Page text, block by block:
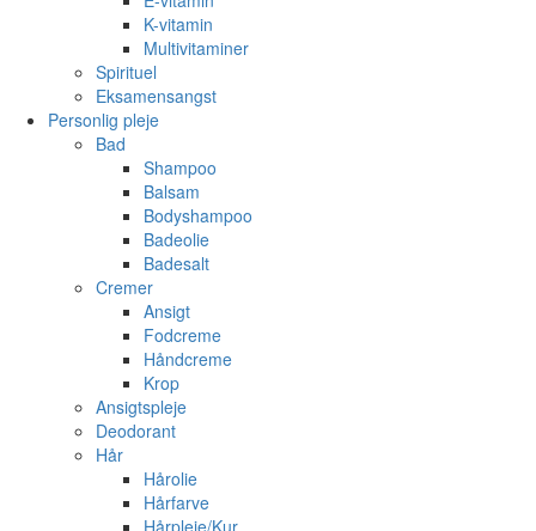
K-vitamin
Multivitaminer
Spirituel
Eksamensangst
Personlig pleje
Bad
Shampoo
Balsam
Bodyshampoo
Badeolie
Badesalt
Cremer
Ansigt
Fodcreme
Håndcreme
Krop
Ansigtspleje
Deodorant
Hår
Hårolie
Hårfarve
Hårpleje/Kur